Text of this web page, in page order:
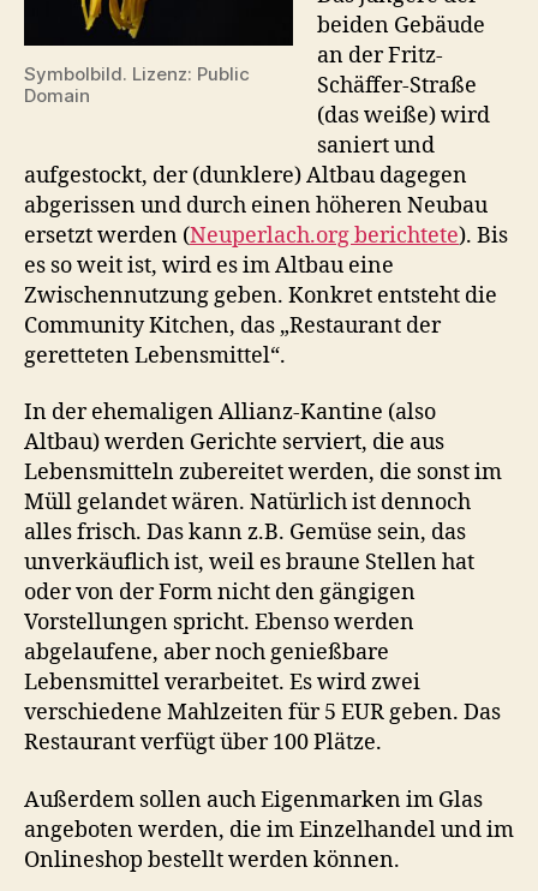
Symbolbild. Lizenz: Public
Domain
beiden Gebäude
an der Fritz-
Schäffer-Straße
(das weiße) wird
saniert und
aufgestockt, der (dunklere) Altbau dagegen
abgerissen und durch einen höheren Neubau
ersetzt werden (Neuperlach.org berichtete). Bis
es so weit ist, wird es im Altbau eine
Zwischennutzung geben. Konkret entsteht die
Community Kitchen, das „Restaurant der
geretteten Lebensmittel“.
In der ehemaligen Allianz-Kantine (also
Altbau) werden Gerichte serviert, die aus
Lebensmitteln zubereitet werden, die sonst im
Müll gelandet wären. Natürlich ist dennoch
alles frisch. Das kann z.B. Gemüse sein, das
unverkäuflich ist, weil es braune Stellen hat
oder von der Form nicht den gängigen
Vorstellungen spricht. Ebenso werden
abgelaufene, aber noch genießbare
Lebensmittel verarbeitet. Es wird zwei
verschiedene Mahlzeiten für 5 EUR geben. Das
Restaurant verfügt über 100 Plätze.
Außerdem sollen auch Eigenmarken im Glas
angeboten werden, die im Einzelhandel und im
Onlineshop bestellt werden können.